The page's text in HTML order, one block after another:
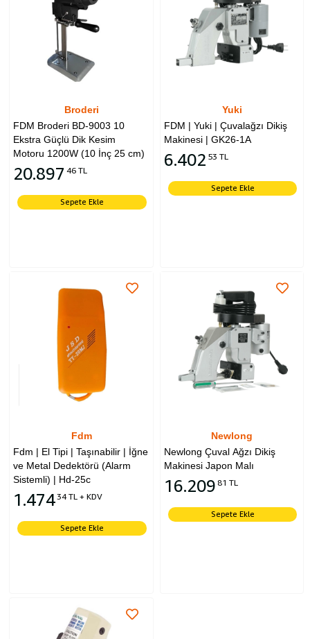
Broderi
FDM Broderi BD-9003 10
Ekstra Güçlü Dik Kesim
Motoru 1200W (10 İnç 25 cm)
20.897 46 TL
Sepete Ekle
Yuki
FDM | Yuki | Çuvalağzı Dikiş
Makinesi | GK26-1A
6.402 53 TL
Sepete Ekle
Fdm
Fdm | El Tipi | Taşınabilir | İğne
ve Metal Dedektörü (Alarm
Sistemli) | Hd-25c
1.47434 TL + KDV
Sepete Ekle
Newlong
Newlong Çuval Ağzı Dikiş
Makinesi Japon Malı
16.209 81 TL
Sepete Ekle